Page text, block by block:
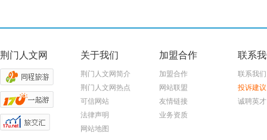
荆门人文网 关于我们
荆门人文网简介
荆门人文网热点
可信网站
法律声明
网站地图
加盟合作
加盟合作
网站联盟
友情链接
业务资质
联系
联系我们
投诉建议
诚聘英才